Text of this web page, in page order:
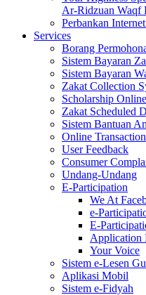
Ar-Ridzuan Waqf
Perbankan
Services
Borang
Sistem Bayaran
Sistem Bayaran
Zakat Collection
Scholarship
Zakat Scheduled
Sistem Bantuan
Online
User Feedback
Consumer
Undang-Undang
E-Participation
We At
e-
E-
Application
Your Voice
Sistem e-Lesen
Aplikasi Mobil
Sistem e-Fidyah